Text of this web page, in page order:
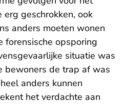
erg geschrokken, ook
anders moeten wonen
forensische opsporing
situatie was
bewoners de trap af was
anders kunnen
het verdachte aan